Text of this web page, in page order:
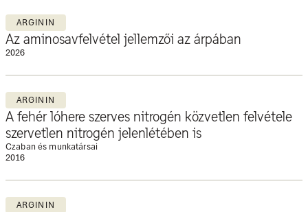
ARGININ
Az aminosavfelvétel jellemzői az árpában
2026
ARGININ
A fehér lóhere szerves nitrogén közvetlen felvétele
szervetlen nitrogén jelenlétében is
Czaban és munkatársai
2016
ARGININ